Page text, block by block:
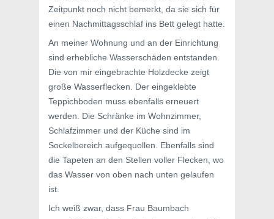
Zeitpunkt noch nicht bemerkt, da sie sich für
einen Nachmittagsschlaf ins Bett gelegt hatte.
An meiner Wohnung und an der Einrichtung
sind erhebliche Wasserschäden entstanden.
Die von mir eingebrachte Holzdecke zeigt
große Wasserflecken. Der eingeklebte
Teppichboden muss ebenfalls erneuert
werden. Die Schränke im Wohnzimmer,
Schlafzimmer und der Küche sind im
Sockelbereich aufgequollen. Ebenfalls sind
die Tapeten an den Stellen voller Flecken, wo
das Wasser von oben nach unten gelaufen
ist.
Ich weiß zwar, dass Frau Baumbach